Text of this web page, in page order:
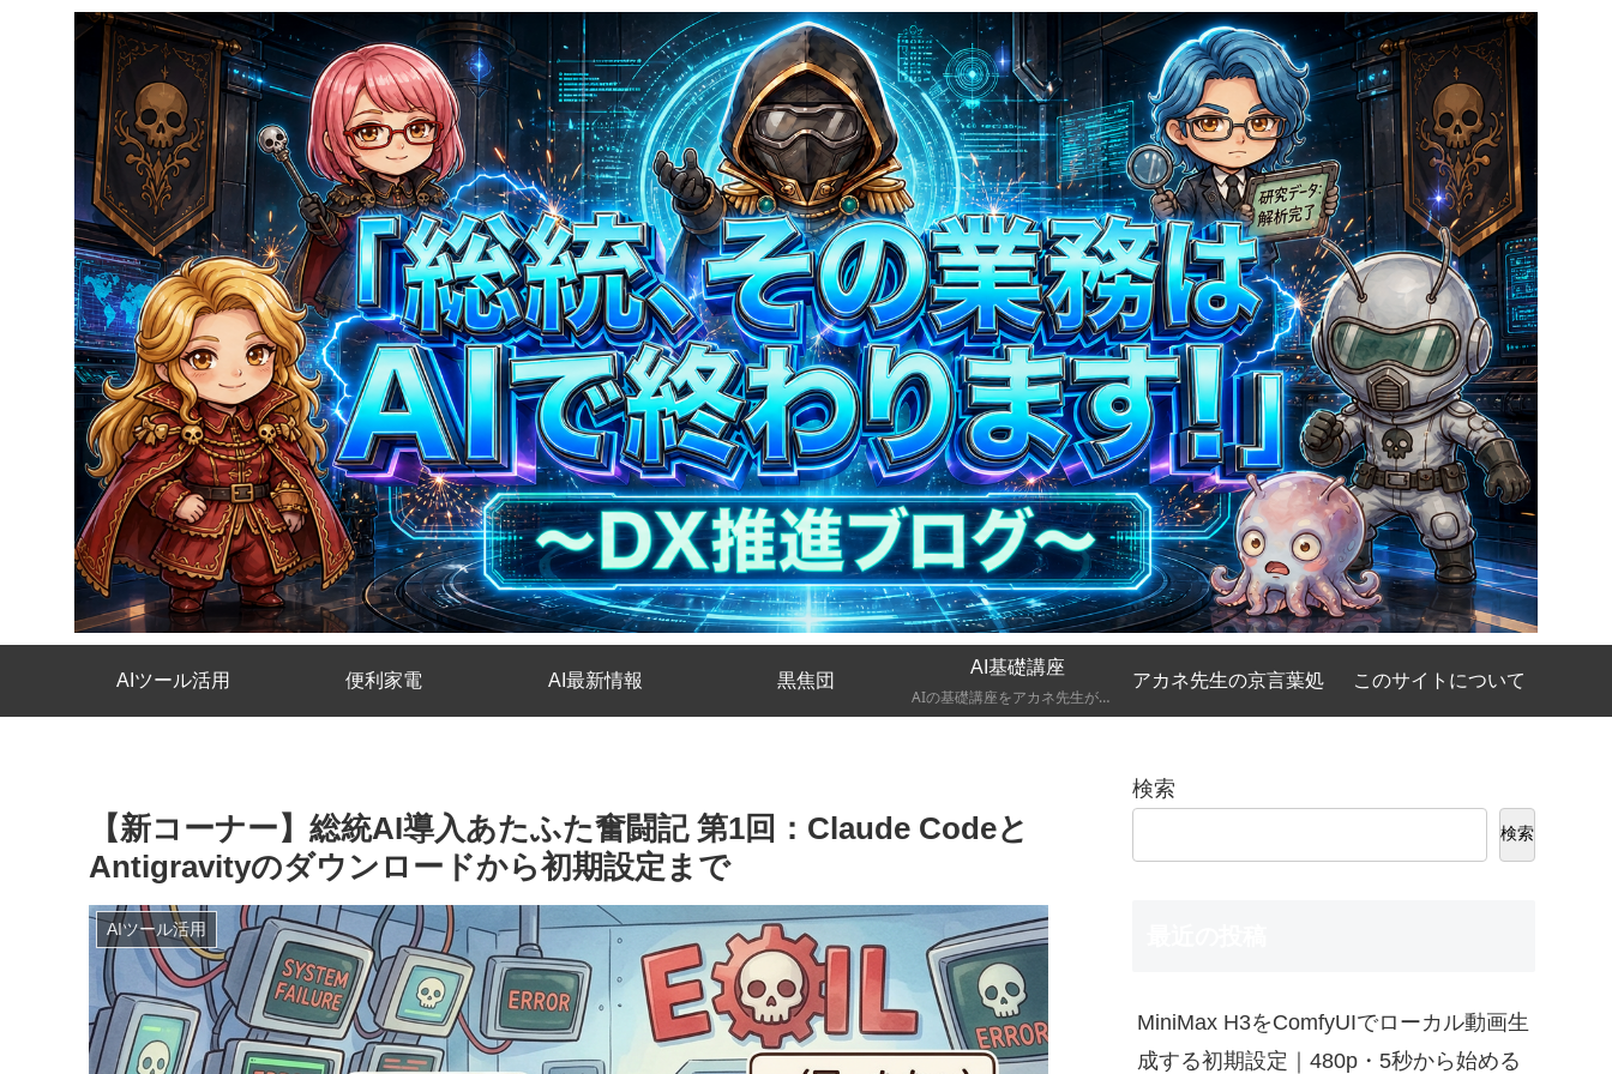
AIツール活用 便利家電 AI最新情報 黒焦団
AI基礎講座
AIの基礎講座をアカネ先生が優しく、時には厳しく京都弁で解説してくれるコーナーです。
アカネ先生の京言葉処 このサイトについて
【新コーナー】総統AI導入あたふた奮闘記 第1回：Claude Codeと
Antigravityのダウンロードから初期設定まで
AIツール活用
検索
検索
MiniMax H3をComfyUIでローカル動画生
成する初期設定｜480p・5秒から始める